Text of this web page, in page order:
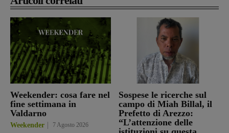
Weekender: cosa fare nel
fine settimana in
Valdarno
Weekender 7 Agosto 2026
Sospese le ricerche sul
campo di Miah Billal, il
Prefetto di Arezzo:
“L’attenzione delle